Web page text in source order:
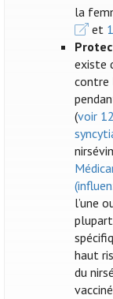
la
et
existe
contre
(voir
l’une
haut
du